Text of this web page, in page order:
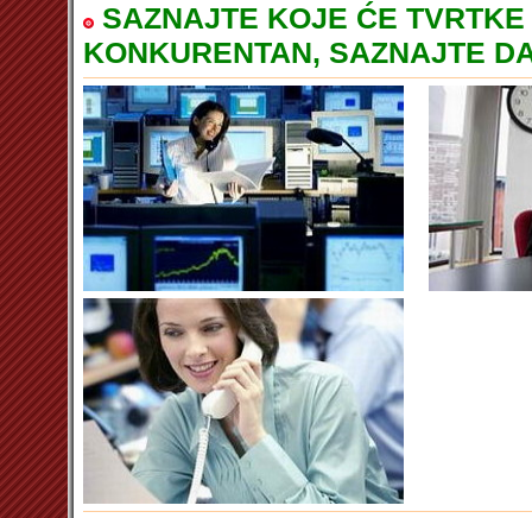
SAZNAJTE KOJE ĆE
KONKURENTAN, SAZNAJTE